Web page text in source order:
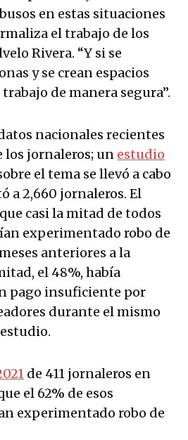
en estas situaciones
el trabajo de los
Rivera. “Y si se
y se crean espacios
de manera segura”.
nacionales recientes
los jornaleros; un estudio
el tema se llevó a cabo
a 2,660 jornaleros. El
casi la mitad de todos
experimentado robo de
anteriores a la
el 48%, había
pago insuficiente por
durante el mismo
de 411 jornaleros en
el 62% de esos
experimentado robo de